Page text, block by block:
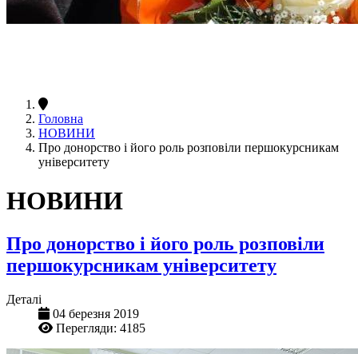
Головна
НОВИНИ
Про донорство і його роль розповіли першокурсникам
університету
НОВИНИ
Про донорство і його роль розповіли
першокурсникам університету
Деталі
04 березня 2019
Перегляди: 4185